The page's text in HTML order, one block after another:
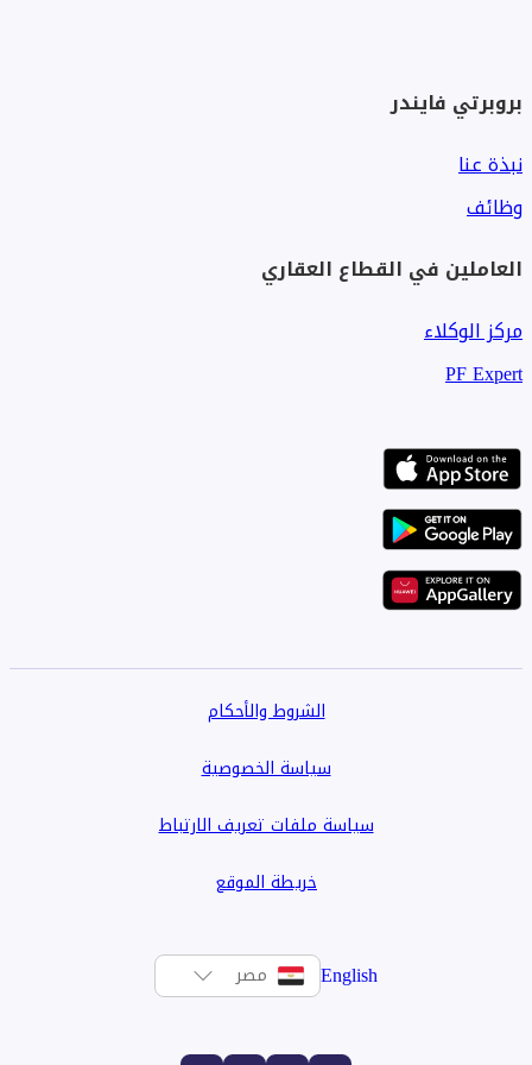
مراقبة متطورة وبوابات دخول محكمة، مما يضمن بيئة آمنة
ومأمونة. كما توفر المجمعات السكنية مجموعة متنوعة من
الرياضية، ومناطق لعب مخصصة للأطفال، مما يوفر تجربة معيشية
تتميز هذه المجمعات ببنية تحتية حديثة، تشمل أنظمة مياه
إدارة وصيانة احترافية للعقارات، لضمان بقاء الوحدات في أفضل
حالاتها.
مع التركيز على الفخامة والراحة والاستدامة، تُوفر الوحدات
السكنية في هذه المجمعات فرصة استثمارية طويلة الأجل وحلاً
بروبرتي فايندر
نبذة عنا
وظائف
العاملين في القطاع العقاري
مركز الوكلاء
PF Expert
الشروط والأحكام
سياسة الخصوصية
سياسة ملفات تعريف الارتباط
خريطة الموقع
English مصر